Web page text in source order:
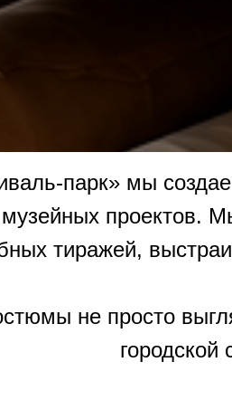
парк» мы
проектов.
тиражей,
не просто